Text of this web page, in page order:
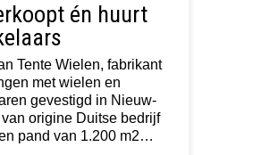
én huurt
Tente Wielen, fabrikant
met wielen en
gevestigd in Nieuw-
origine Duitse bedrijf
pand van 1.200 m2